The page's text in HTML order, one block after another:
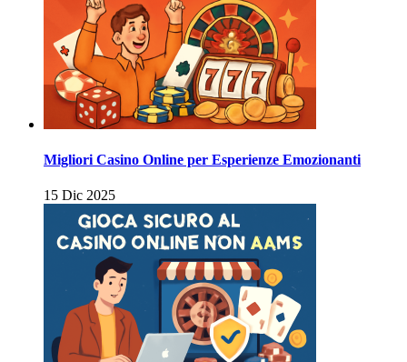
Migliori Casino Online per Esperienze Emozionanti
15 Dic 2025